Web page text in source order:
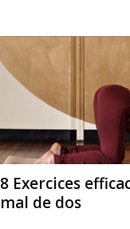
8 Exercices
mal de dos